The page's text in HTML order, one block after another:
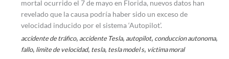
mortal ocurrido el 7 de mayo en Florida, nuevos datos han
revelado que la causa podría haber sido un exceso de
velocidad inducido por el sistema ‘Autopilot’.
accidente de tráfico, accidente Tesla, autopilot, conduccion autonoma,
fallo, limite de velocidad, tesla, tesla model s, víctima moral